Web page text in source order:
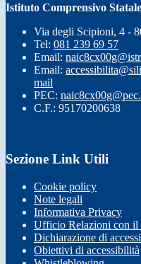
Istituto Comprensivo
Via degli Scipioni, 4 -
Tel: 081 239 69 57
Email:
Email:
mail
PEC:
C.F.: 95170200638
Sezione Link Utili
Cookie policy
Note legali
Informativa Privacy
Ufficio Relazioni con il
Dichiarazione di
Obiettivi di accessibilità